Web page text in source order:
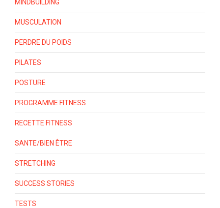
MINDBUILDING
MUSCULATION
PERDRE DU POIDS
PILATES
POSTURE
PROGRAMME FITNESS
RECETTE FITNESS
SANTE/BIEN ÊTRE
STRETCHING
SUCCESS STORIES
TESTS